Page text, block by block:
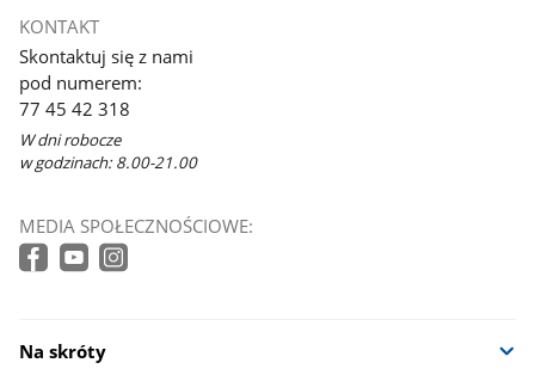
KONTAKT
Skontaktuj się z nami
pod numerem:
77 45 42 318
W dni robocze
w godzinach: 8.00-21.00
MEDIA SPOŁECZNOŚCIOWE:
Na skróty